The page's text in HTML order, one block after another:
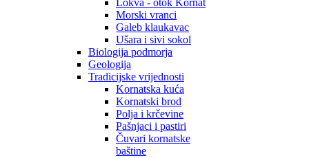
Lokva - otok Kornat
Morski vranci
Galeb klaukavac
Ušara i sivi sokol
Biologija podmorja
Geologija
Tradicijske vrijednosti
Kornatska kuća
Kornatski brod
Polja i krčevine
Pašnjaci i pastiri
Čuvari kornatske
baštine